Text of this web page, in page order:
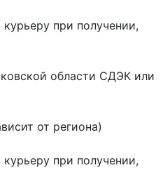
при получении,
области СДЭК или
от региона)
при получении,